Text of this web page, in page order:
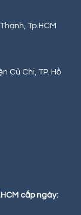
Tp.HCM
Củ Chi, TP. Hồ
cấp ngày: